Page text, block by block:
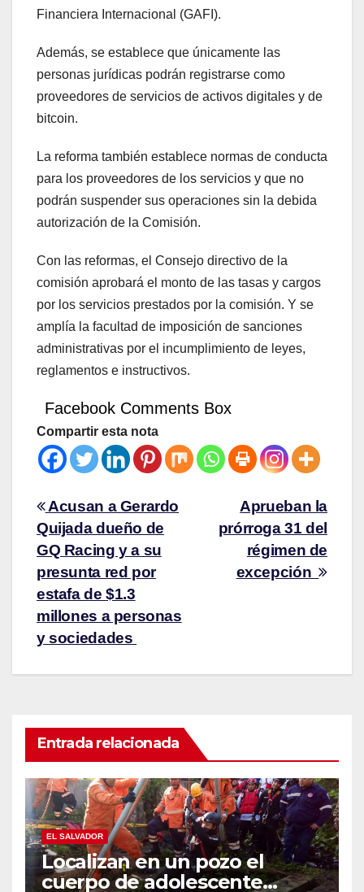
Financiera Internacional (GAFI).
Además, se establece que únicamente las
personas jurídicas podrán registrarse como
proveedores de servicios de activos digitales y de
bitcoin.
La reforma también establece normas de conducta
para los proveedores de los servicios y que no
podrán suspender sus operaciones sin la debida
autorización de la Comisión.
Con las reformas, el Consejo directivo de la
comisión aprobará el monto de las tasas y cargos
por los servicios prestados por la comisión. Y se
amplía la facultad de imposición de sanciones
administrativas por el incumplimiento de leyes,
reglamentos e instructivos.
Facebook Comments Box
Compartir esta nota
Aprueban la
prórroga 31 del
régimen de
excepción
Acusan a Gerardo
Quijada dueño de
GQ Racing y a su
presunta red por
estafa de $1.3
millones a personas
y sociedades
Entrada relacionada
EL SALVADOR
Localizan en un pozo el
cuerpo de adolescente